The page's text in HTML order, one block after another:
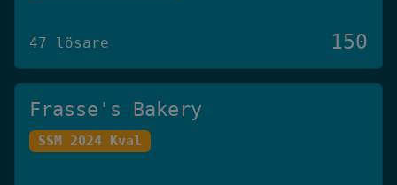
47 lösare 150
Frasse's Bakery
SSM 2024 Kval